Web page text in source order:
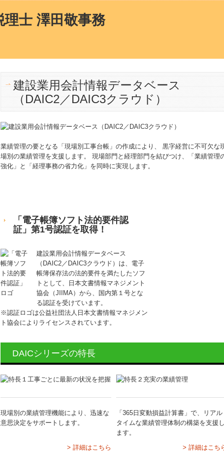
建設業用会計情報データベース
（DAIC2／DAIC3クラウド）
業績管理の要となる「現場別工事台帳」の作成により、 黒字経営に不可欠な
場別の業績管理を支援します。 現場部門と経理部門を結びつけ、「業績管理
強化」と「経理事務の省力化」を同時に実現します。
「電子帳簿ソフト法的要件認
証」第1号認証を取得！
建設業用会計情報データベース
（DAIC2／DAIC3クラウド）は、電子
帳簿保存法の法的要件を満たしたソフ
トとして、日本文書情報マネジメント
協会（JIIMA）から、国内第１号とな
る認証を受けています。
※認証ロゴは公益社団法人日本文書情報マネジメン
ト協会によりライセンスされています。
DAICシリーズの特長
現場別の業績管理機能により、迅速な
意思決定をサポートします。
> 詳細はこちら
「365日変動損益計算書」で、リアル
タイムな業績管理体制の構築を支援し
ます。
> 詳細はこち